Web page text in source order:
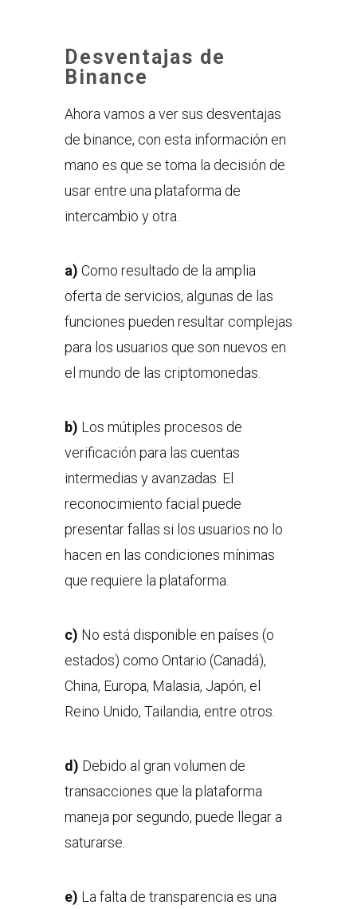
Desventajas de
Binance
Ahora vamos a ver sus desventajas
de binance, con esta información en
mano es que se toma la decisión de
usar entre una plataforma de
intercambio y otra.
a) Como resultado de la amplia
oferta de servicios, algunas de las
funciones pueden resultar complejas
para los usuarios que son nuevos en
el mundo de las criptomonedas.
b) Los mútiples procesos de
verificación para las cuentas
intermedias y avanzadas. El
reconocimiento facial puede
presentar fallas si los usuarios no lo
hacen en las condiciones mínimas
que requiere la plataforma.
c) No está disponible en países (o
estados) como Ontario (Canadá),
China, Europa, Malasia, Japón, el
Reino Unido, Tailandia, entre otros.
d) Debido al gran volumen de
transacciones que la plataforma
maneja por segundo, puede llegar a
saturarse.
e) La falta de transparencia es una